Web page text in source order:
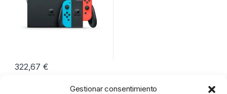
Gestionar consentimiento
322,67€